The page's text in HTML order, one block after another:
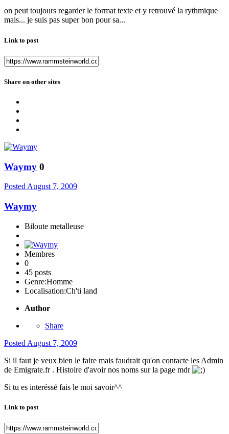
on peut toujours regarder le format texte et y retrouvé la rythmique
mais... je suis pas super bon pour sa...
Link to post
Share on other sites
Waymy 0
PostedAugust 7, 2009
Waymy
Biloute metalleuse
Membres
0
45 posts
Genre:Homme
Localisation:Ch'ti land
Author
Share
Posted August 7, 2009
Si il faut je veux bien le faire mais faudrait qu'on contacte les Admin
de Emigrate.fr . Histoire d'avoir nos noms sur la page mdr
Si tu es interéssé fais le moi savoir^^
Link to post